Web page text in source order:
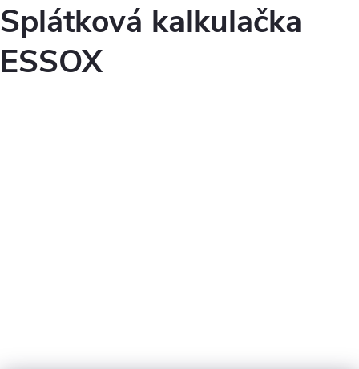
Splátková kalkulačka
ESSOX